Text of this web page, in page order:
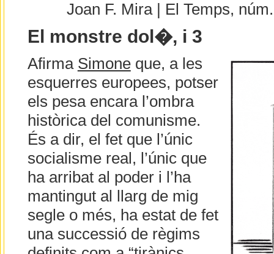
Joan F. Mira | El Temps,
El monstre dol�, i 3
Afirma Simoneque, a les
esquerres europees, potser
els pesa encara l’ombra
històrica del comunisme.
És a dir, el fet que l’únic
socialisme real, l’únic que
ha arribat al poder i l’ha
mantingut al llarg de mig
segle o més, ha estat de fet
una successió de règims